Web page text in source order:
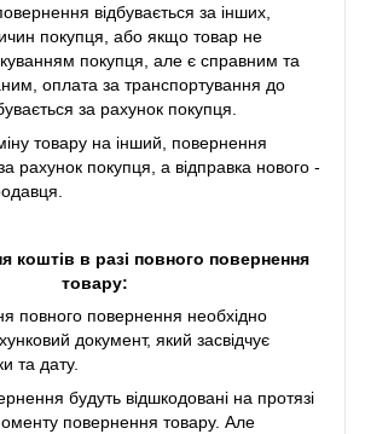
відбувається за інших,
покупця, або якщо товар не
покупця, але є справним та
оплата за транспортування до
за рахунок покупця.
товару на інший, повернення
рахунок покупця, а відправка нового -
коштів в разі повного повернення
товару:
повного повернення необхідно
документ, який засвідчує
та дату.
будуть відшкодовані на протязі
повернення товару. Але